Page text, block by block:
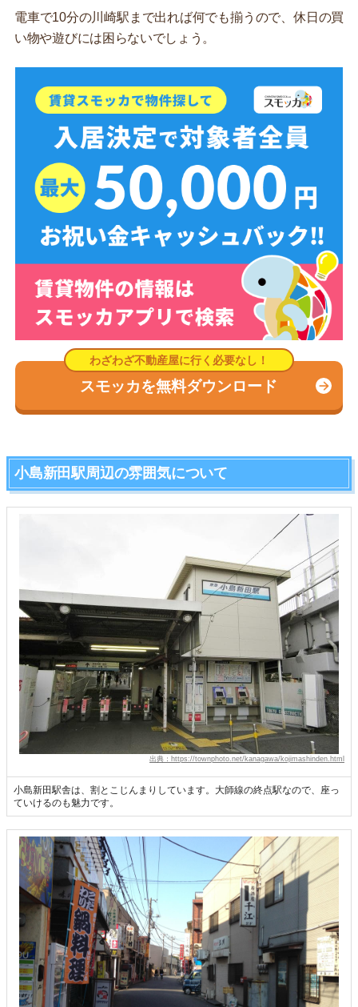
電車で10分の川崎駅まで出れば何でも揃うので、休日の買
い物や遊びには困らないでしょう。
スモッカを無料ダウンロード
小島新田駅周辺の雰囲気について
出典：https://townphoto.net/kanagawa/kojimashinden.html
小島新田駅舎は、割とこじんまりしています。大師線の終点駅なので、座っ
ていけるのも魅力です。